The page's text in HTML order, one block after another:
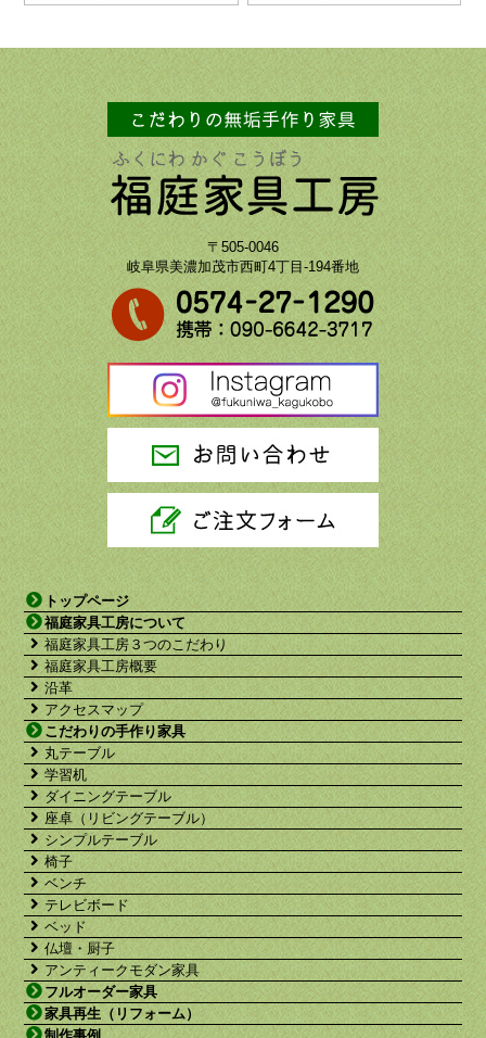
〒505-0046
岐阜県美濃加茂市西町4丁目-194番地
トップページ
福庭家具工房について
福庭家具工房３つのこだわり
福庭家具工房概要
沿革
アクセスマップ
こだわりの手作り家具
丸テーブル
学習机
ダイニングテーブル
座卓（リビングテーブル）
シンプルテーブル
椅子
ベンチ
テレビボード
ベッド
仏壇・厨子
アンティークモダン家具
フルオーダー家具
家具再生（リフォーム）